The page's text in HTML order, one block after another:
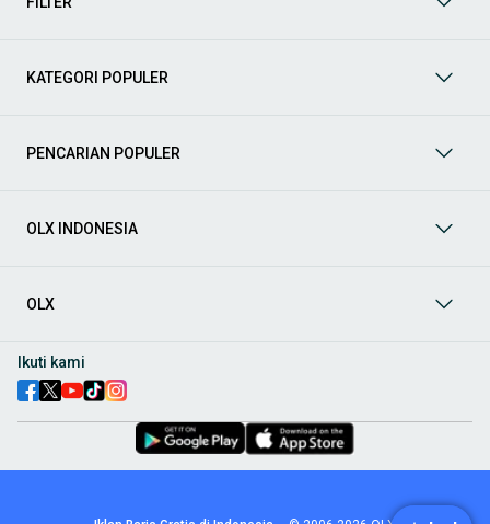
berbagai jenis mobil baru maupun bekas dengan kondisi
Aksesoris Mobil
: Lengkapi tampilan dan fungsionalitas mobil
aksesoris interior seperti sarung jok dan karpet, hingga
audio terbaik bersama
berbagai pilihan
hingga instalasi audio profesional. Cocok untuk Anda yang
ingin meningkatkan kualitas suara dalam kabinmobil,
menjadikan setiap perjalanan lebih menyenangkan.
Spare Part Mobil: Jaga performamobilAnda denganspare
berbagai komponen penting mulai dari filter oli, kampas rem,
KATEGORI POPULER
PENCARIAN POPULER
OLX INDONESIA
OLX
Ikuti kami